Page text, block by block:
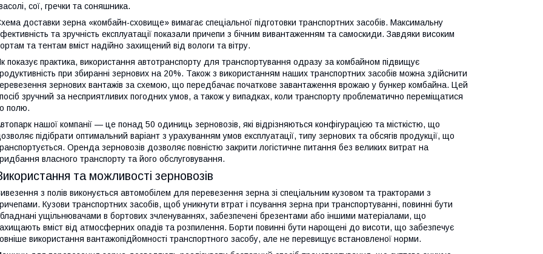
сої, гречки та соняшника.
доставки зерна «комбайн-сховище» вимагає спеціальної підготовки транспортних засобів. Максимальну
та зручність експлуатації показали причепи з бічним вивантаженням та самоскиди. Завдяки високим
та тентам вміст надійно захищений від вологи та вітру.
показує практика, використання автотранспорту для транспортування одразу за комбайном підвищує
при збиранні зернових на 20%. Також з використанням наших транспортних засобів можна здійснити
зернових вантажів за схемою, що передбачає початкове завантаження врожаю у бункер комбайна. Цей
зручний за несприятливих погодних умов, а також у випадках, коли транспорту проблематично переміщатися
полю.
нашої компанії — це понад 50 одиниць зерновозів, які відрізняються конфігурацією та місткістю, що
підібрати оптимальний варіант з урахуванням умов експлуатації, типу зернових та обсягів продукції, що
Оренда зерновозів дозволяє повністю закрити логістичне питання без великих витрат на
власного транспорту та його обслуговування.
та можливості зерновозів
з полів виконується автомобілем для перевезення зерна зі спеціальним кузовом та тракторами з
Кузови транспортних засобів, щоб уникнути втрат і псування зерна при транспортуванні, повинні бути
ущільнювачами в бортових зчленуваннях, забезпечені брезентами або іншими матеріалами, що
вміст від атмосферних опадів та розпилення. Борти повинні бути нарощені до висоти, що забезпечує
використання вантажопідйомності транспортного засобу, але не перевищує встановленої норми.